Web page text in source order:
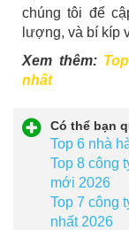
chúng tôi để
lượng, và bí kíp
Xem thêm:
nhất
Có thể bạn
Top 6 nhà
Top 8 công
mới 2026
Top 7 công
nhất 2026